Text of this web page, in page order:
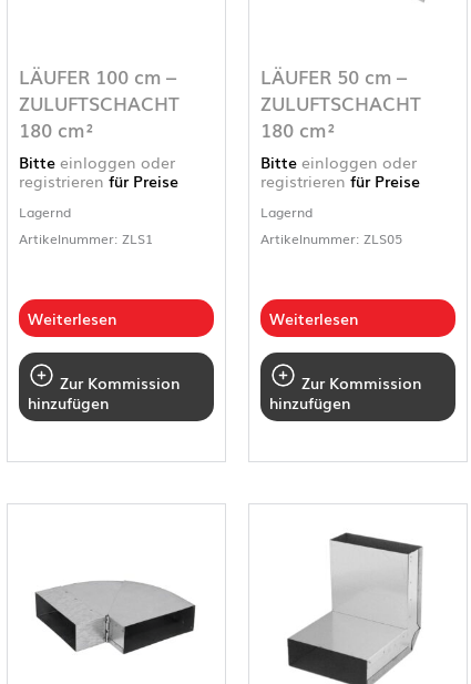
LÄUFER 100 cm –
ZULUFTSCHACHT
180 cm²
Bitte einloggen oder
registrieren für Preise
Lagernd
Artikelnummer: ZLS1
Weiterlesen
Zur Kommission
hinzufügen
LÄUFER 50 cm –
ZULUFTSCHACHT
180 cm²
Bitte einloggen oder
registrieren für Preise
Lagernd
Artikelnummer: ZLS05
Weiterlesen
Zur Kommission
hinzufügen